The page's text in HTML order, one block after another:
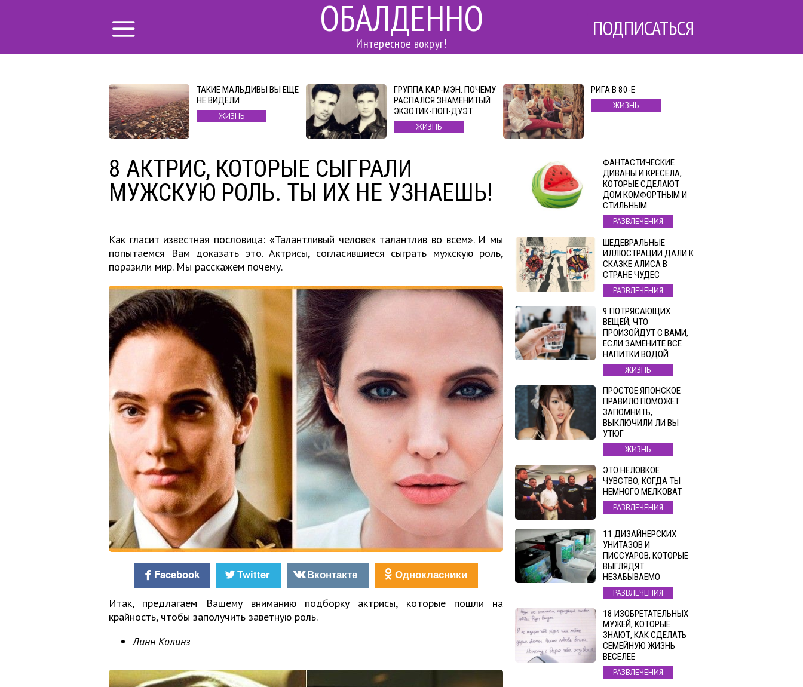
ОБАЛДЕННО
Интересное вокруг!
ПОДПИСАТЬСЯ
ТАКИЕ МАЛЬДИВЫ ВЫ ЕЩЁ
НЕ ВИДЕЛИ
ЖИЗНЬ
ГРУППА КАР-МЭН: ПОЧЕМУ
РАСПАЛСЯ ЗНАМЕНИТЫЙ
ЭКЗОТИК-ПОП-ДУЭТ
ЖИЗНЬ
РИГА В 80-Е
ЖИЗНЬ
8 АКТРИС, КОТОРЫЕ СЫГРАЛИ
МУЖСКУЮ РОЛЬ. ТЫ ИХ НЕ УЗНАЕШЬ!
Как гласит известная пословица: «Талантливый человек талантлив во всем». И мы
попытаемся Вам доказать это. Актрисы, согласившиеся сыграть мужскую роль,
поразили мир. Мы расскажем почему.
Facebook Twitter Вконтакте Однокласники
Итак, предлагаем Вашему вниманию подборку актрисы, которые пошли на
крайность, чтобы заполучить заветную роль.
Линн Колинз
ФАНТАСТИЧЕСКИЕ
ДИВАНЫ И КРЕСЕЛА,
КОТОРЫЕ СДЕЛАЮТ
ДОМ КОМФОРТНЫМ И
СТИЛЬНЫМ
РАЗВЛЕЧЕНИЯ
ШЕДЕВРАЛЬНЫЕ
ИЛЛЮСТРАЦИИ ДАЛИ К
СКАЗКЕ АЛИСА В
СТРАНЕ ЧУДЕС
РАЗВЛЕЧЕНИЯ
9 ПОТРЯСАЮЩИХ
ВЕЩЕЙ, ЧТО
ПРОИЗОЙДУТ С ВАМИ,
ЕСЛИ ЗАМЕНИТЕ ВСЕ
НАПИТКИ ВОДОЙ
ЖИЗНЬ
ПРОСТОЕ ЯПОНСКОЕ
ПРАВИЛО ПОМОЖЕТ
ЗАПОМНИТЬ,
ВЫКЛЮЧИЛИ ЛИ ВЫ
УТЮГ
ЖИЗНЬ
ЭТО НЕЛОВКОЕ
ЧУВСТВО, КОГДА ТЫ
НЕМНОГО МЕЛКОВАТ
РАЗВЛЕЧЕНИЯ
11 ДИЗАЙНЕРСКИХ
УНИТАЗОВ И
ПИССУАРОВ, КОТОРЫЕ
ВЫГЛЯДЯТ
НЕЗАБЫВАЕМО
РАЗВЛЕЧЕНИЯ
18 ИЗОБРЕТАТЕЛЬНЫХ
МУЖЕЙ, КОТОРЫЕ
ЗНАЮТ, КАК СДЕЛАТЬ
СЕМЕЙНУЮ ЖИЗНЬ
ВЕСЕЛЕЕ
РАЗВЛЕЧЕНИЯ